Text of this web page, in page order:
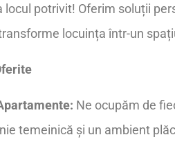
locul potrivit! Oferim soluții
locuința într-un
Ne ocupăm de
temeinică și un ambient